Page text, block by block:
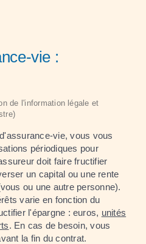
vie :
de l'information légale et
vie, vous vous
périodiques pour
doit faire fructifier
un capital ou une rente
ou une autre personne).
varie en fonction du
l'épargne : euros, unités
. En cas de besoin, vous
la fin du contrat.